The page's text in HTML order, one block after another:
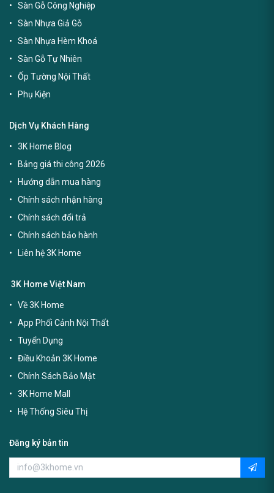
Sàn Gỗ Công Nghiệp
Sàn Nhựa Giả Gỗ
Sàn Nhựa Hèm Khoá
Sàn Gỗ Tự Nhiên
Ốp Tường Nội Thất
Phụ Kiện
Dịch Vụ Khách Hàng
3K Home Blog
Bảng giá thi công 2026
Hướng dẫn mua hàng
Chính sách nhận hàng
Chính sách đổi trả
Chính sách bảo hành
Liên hệ 3K Home
3K Home Việt Nam
Về 3K Home
App Phối Cảnh Nội Thất
Tuyển Dụng
Điều Khoản 3K Home
Chính Sách Bảo Mật
3K Home Mall
Hệ Thống Siêu Thị
Đăng ký bản tin